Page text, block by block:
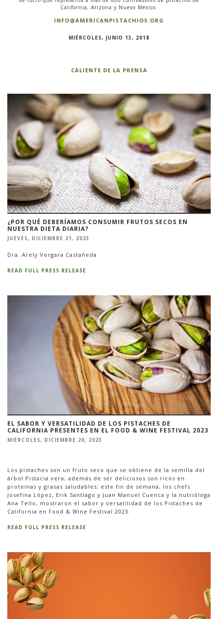
California, Arizona y Nuevo México.
INFO@AMERICANPISTACHIOS.ORG
MIÉRCOLES, JUNIO 13, 2018
CALIENTE DE LA PRENSA
¿POR QUÉ DEBERÍAMOS CONSUMIR FRUTOS SECOS EN
NUESTRA DIETA DIARIA?
JUEVES, DICIEMBRE 21, 2023
Dra. Arely Vergara Castañeda
READ FULL PRESS RELEASE
EL SABOR Y VERSATILIDAD DE LOS PISTACHES DE
CALIFORNIA PRESENTES EN EL FOOD & WINE FESTIVAL 2023
MIÉRCOLES, DICIEMBRE 20, 2023
Los pistaches son un fruto seco que se obtiene de la semilla del
árbol Pistacia vera; además de ser deliciosos son ricos en
proteínas y grasas saludables; este fin de semana, los chefs
Josefina López, Erik Santiago y Juan Manuel Cuenca y la nutrióloga
Ana Tello, mostraron el sabor y versatilidad de los Pistaches de
California en Food & Wine Festival 2023.
READ FULL PRESS RELEASE